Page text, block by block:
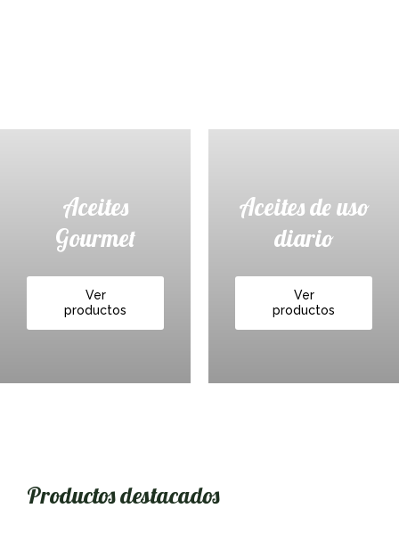
Aceites
Gourmet
Ver
productos
Aceites de uso
diario
Ver
productos
Productos destacados